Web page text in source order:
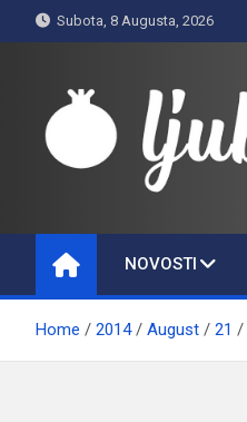
to
Subota, 8 Augusta, 2026
Ljubušaci
NOVOSTI
Home 2014 August 21